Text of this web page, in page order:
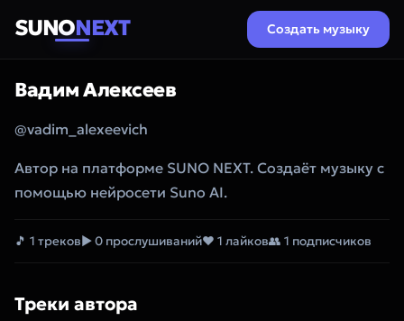
SUNONEXT Создать музыку
Вадим Алексеев
@vadim_alexeevich
Автор на платформе SUNO NEXT. Создаёт музыку с
помощью нейросети Suno AI.
🎵 1 треков▶ 0 прослушиваний❤ 1 лайков👥 1 подписчиков
Треки автора